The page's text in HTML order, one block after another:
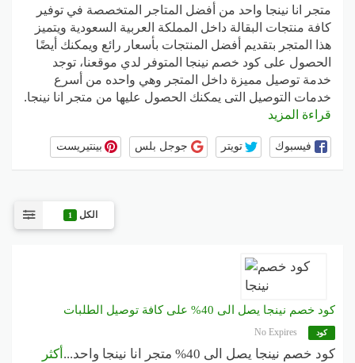
متجر انا نينجا واحد من أفضل المتاجر المتخصصة في توفير
كافة منتجات البقالة داخل المملكة العربية السعودية ويتميز
هذا المتجر بتقديم أفضل المنتجات بأسعار رائع ويمكنك أيضًا
الحصول على كود خصم نينجا المتوفر لدي موقعنا، توجد
خدمة توصيل مميزة داخل المتجر وهي واحده من أسرع
خدمات التوصيل التى يمكنك الحصول عليها من متجر انا نينجا.
قراءة المزيد
فيسبوك تويتر جوجل بلس بينتيريست
الكل 1
كود خصم نينجا يصل الى 40% على كافة توصيل الطلبات
كود No Expires
كود خصم نينجا يصل الى 40% متجر انا نينجا واحد ... أكثر